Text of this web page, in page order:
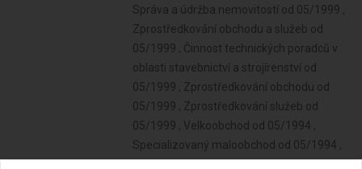
Správa a údržba nemovitostí od 05/1999 ,
Zprostředkování obchodu a služeb od
05/1999 , Činnost technických poradců v
oblasti stavebnictví a strojírenství od
05/1999 , Zprostředkování obchodu od
05/1999 , Zprostředkování služeb od
05/1999 , Velkoobchod od 05/1994 ,
Specializovaný maloobchod od 05/1994 ,